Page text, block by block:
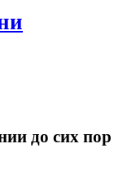
до сих пор